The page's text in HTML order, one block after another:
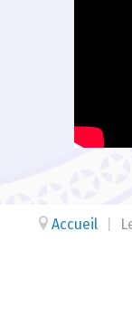
Accueil